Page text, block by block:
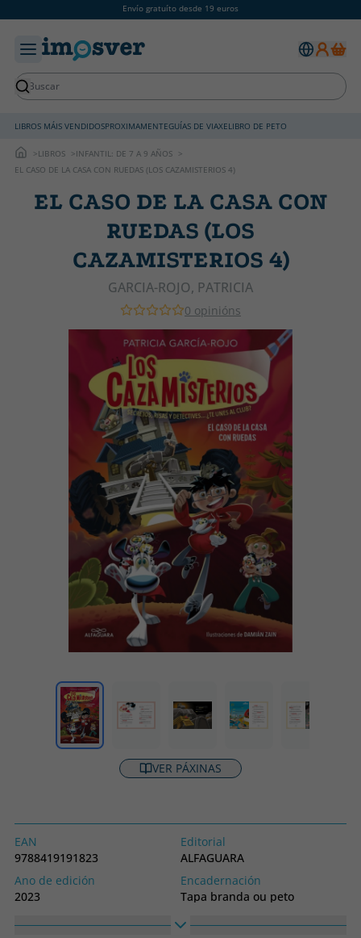
Envío gratuíto desde 19 euros
LIBROS MÁIS VENDIDOSPROXIMAMENTEGUÍAS DE VIAXELIBRO DE PETO
LIBROS
INFANTIL: DE 7 A 9 AÑOS
EL CASO DE LA CASA CON RUEDAS (LOS CAZAMISTERIOS 4)
EL CASO DE LA CASA CON
RUEDAS (LOS
CAZAMISTERIOS 4)
GARCIA-ROJO, PATRICIA
0 opinións
VER PÁXINAS
EAN
9788419191823
Editorial
ALFAGUARA
Ano de edición
2023
Encadernación
Tapa branda ou peto
Nº colección